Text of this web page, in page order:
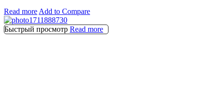
Read more Add to Compare
Быстрый просмотр Read more